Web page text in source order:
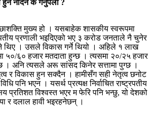
हुन नदिन के गर्नुपर्ला ?
मुख्य हो । यसबाहेक शासकीय स्वरूपमा
प्रणाली भइदिएको भए ३ करोड जनताले नै चुनेर
थिए । उसले विकास गर्ने थियो । अहिले १ लाख
५०/६० हजार मतदाता हुन्छ । त्यसमा २०/२५ हजार
। अनि त्यसले अरू सांसद किनेर सत्तामा पुग्छ ।
र विकास हुन सक्दैन । हामीसँग सही नेतृत्व छनोट
पनि भएन । यसर्थ प्रत्यक्ष निर्वाचित राष्ट्रपतीय
प्रतिशत विश्वस्त भएर म फेरि पनि भन्छु, यो देशको
र दलाल हावी भइरहनेछन् ।